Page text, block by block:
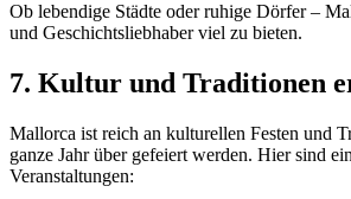
Ob lebendige Städte oder ruhige Dörfer –
und Geschichtsliebhaber viel zu bieten.
7. Kultur und Traditionen
Mallorca ist reich an kulturellen Festen und
ganze Jahr über gefeiert werden. Hier sind
Veranstaltungen: